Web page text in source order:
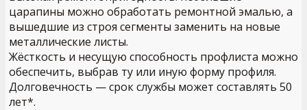
царапины можно обработать ремонтной эмалью, а
вышедшие из строя сегменты заменить на новые
металлические листы.
Жёсткость и несущую способность профлиста можно
обеспечить, выбрав ту или иную форму профиля.
Долговечность — срок службы может составлять 50
лет*.